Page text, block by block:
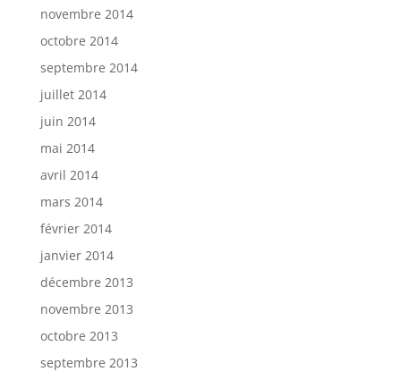
novembre 2014
octobre 2014
septembre 2014
juillet 2014
juin 2014
mai 2014
avril 2014
mars 2014
février 2014
janvier 2014
décembre 2013
novembre 2013
octobre 2013
septembre 2013